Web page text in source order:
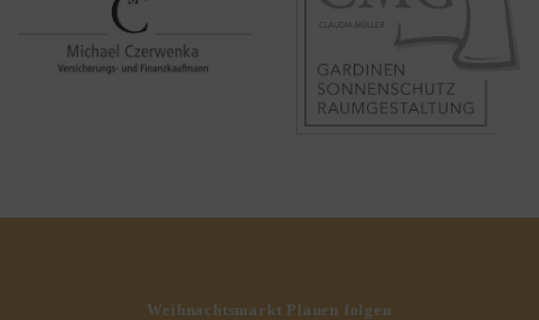
Weihnachtsmarkt Plauen folgen